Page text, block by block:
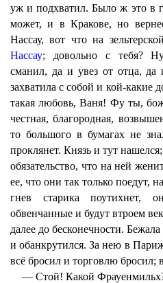
уж и подхватил. Было ж это в
может, и в Кракове, но
Нассау, вот что на
Нассау; довольно с тебя?
сманил, да и увез от отца, да
захватила с собой и кой-какие
такая любовь, Ваня! Фу ты,
честная, благородная,
то большого в бумагах не
проклянет. Князь и тут
обязательство, что на ней
ее, что они так только поедут,
гнев старика поутихнет,
обвенчанные и будут втроем
далее до бесконечности.
и обанкрутился. За нею в
всё бросил и торговлю
— Стой! Какой